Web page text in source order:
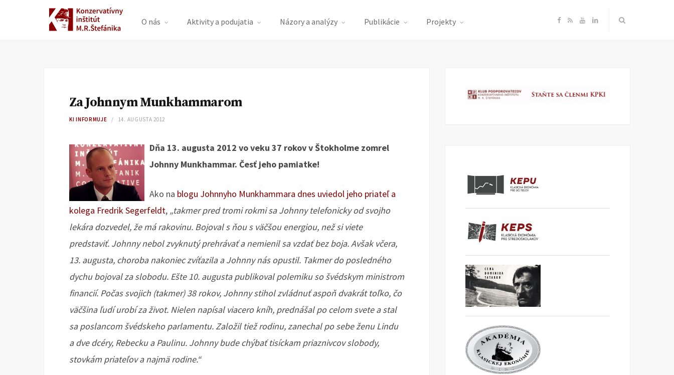
O nás Aktivity a podujatia Názory a analýzy Publikácie Projekty F
e
R Y
T
L
k
Za Johnnym Munkhammarom
KI INFORMUJE 14. AUGUSTA 2012
Dňa 13. augusta 2012 vo veku 37 rokov v Štokholme zomrel
Johnny Munkhammar. Česť jeho pamiatke!
Ako na blogu Johnnyho Munkhammara dnes uviedol jeho priateľ a
kolega Fredrik Segerfeldt, „takmer pred tromi rokmi sa Johnny telefonicky od svojho
lekára dozvedel, že má rakovinu. Bojoval s ňou s väčšou energiou, než si viete
predstaviť. Johnny nebol zvyknutý prehrávať a nemienil sa vzdať bez boja. Avšak včera,
13. augusta, choroba nakoniec zvíťazila a Johnny nás opustil. Takmer do posledného
dychu bojoval za slobodu. Ešte 10. augusta publikoval polemiku so švédskym ministrom
financií. Počas svojich (takmer) 38 rokov, Johnny stihol zvládnuť aspoň dvakrát toľko, čo
väčšina ľudí urobí za život. Nielen napísal viacero kníh, prednášal po celom svete a stal
sa poslancom švédskeho parlamentu. Založil tiež rodinu, zanechal po sebe ženu Lindu
a dve dcéry, Rebecku a Paulinu. Johnny bude chýbať tisíckam priaznivcov slobody,
stovkám priateľov a najmä rodine.“